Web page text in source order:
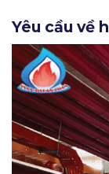
Yêu cầu về